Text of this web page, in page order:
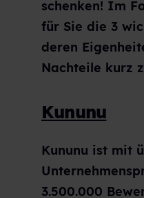
schenken! Im
für Sie die 3
deren
Nachteile kurz
Kununu
Kununu ist mit
3.500.000